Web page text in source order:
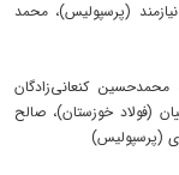
(پرسپولیس)، محمد
محمدحسین کنعانی‌زادگان
(فولاد خوزستان)، صالح
(پرسپولیس)